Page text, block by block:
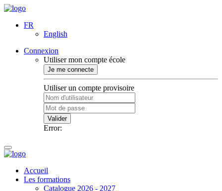
FR
English
Connexion
Utiliser mon compte école
Je me connecte
Utiliser un compte provisoire
Valider
Error:
Accueil
Les formations
Catalogue 2026 - 2027